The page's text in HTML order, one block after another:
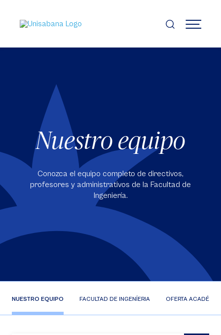
contenido
principal
MENÚ
Nuestro equipo
Conozca el equipo completo de directivos,
profesores y administrativos de la Facultad de
Ingeniería.
NUESTRO EQUIPO FACULTAD DE INGENÍERIA OFERTA